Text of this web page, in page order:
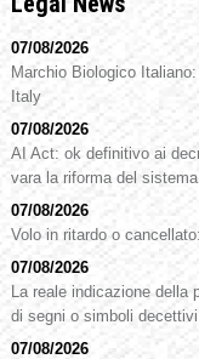
07/08/2026
Marchio Biologico
Italy
07/08/2026
AI Act: ok definitivo ai
vara la riforma del sistema
07/08/2026
Volo in ritardo o
07/08/2026
La reale indicazione della
di segni o simboli decettivi
07/08/2026